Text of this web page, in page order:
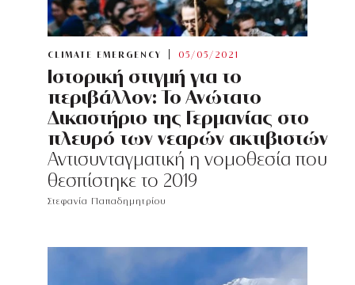
CLIMATE EMERGENCY 05/05/2021
Ιστορική στιγμή για το
περιβάλλον: Το Ανώτατο
Δικαστήριο της Γερμανίας στο
πλευρό των νεαρών ακτιβιστών
Αντισυνταγματική η νομοθεσία που
θεσπίστηκε το 2019
Στεφανία Παπαδημητρίου